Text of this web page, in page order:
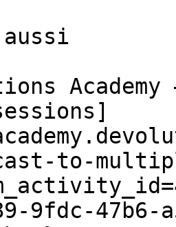
to-
9fdc-47b6-